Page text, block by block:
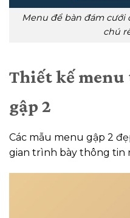
Menu để bàn đám cưới
chú
Thiết kế
gập 2
Các mẫu menu gập 2
gian trình bày thông tin